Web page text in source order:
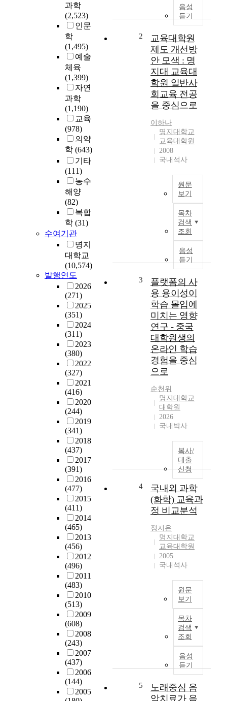
과학
(2,523)
인문
학
(1,495)
예술
체육
(1,399)
자연
과학
(1,190)
교육
(978)
의약
학 (643)
기타
(111)
농수
해양
(82)
복합
학 (31)
수여기관
명지
대학교
(10,574)
발행연도
2026
(271)
2025
(351)
2024
(311)
2023
(380)
2022
(327)
2021
(416)
2020
(244)
2019
(341)
2018
(437)
2017
(391)
2016
(477)
2015
(411)
2014
(465)
2013
(456)
2012
(496)
2011
(483)
2010
(513)
2009
(608)
2008
(243)
2007
(437)
2006
(144)
2005
음성
듣기
c
2
교육대학원
제도 개선방
안 모색 : 명
지대 교육대
학원 일반사
회교육 전공
을 중심으로
이하나
명지대학교
교육대학원
2008
국내석사
원문
보기
목차
검색
조회
음성
듣기
수
3
플랫폼의 사
용 용이성이
학습 몰입에
미치는 영향
연구 - 중국
대학원생의
온라인 학습
경험을 중심
으로
순천위
명지대학교
대학원
2026
국내박사
복사/
대출
신청
4
국내외 과학
(화학) 교육과
정 비교분석
정지은
명지대학교
교육대학원
2005
국내석사
원문
보기
목차
검색
조회
음성
듣기
5
노래중심 음
악치료가 음